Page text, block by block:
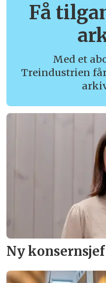
Få
Med et
Treindustrien
Ny